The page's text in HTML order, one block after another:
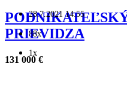
28.7.2021 14:55
88x
1x
PRIEVIDZA
131 000 €